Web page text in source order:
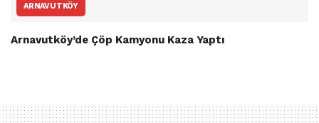
ARNAVUTKÖY
Arnavutköy’de Çöp Kamyonu Kaza Yaptı